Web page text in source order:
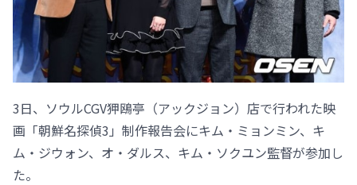
3日、ソウルCGV狎鴎亭（アックジョン）店で行われた映
画「朝鮮名探偵3」制作報告会にキム・ミョンミン、キ
ム・ジウォン、オ・ダルス、キム・ソクユン監督が参加し
た。